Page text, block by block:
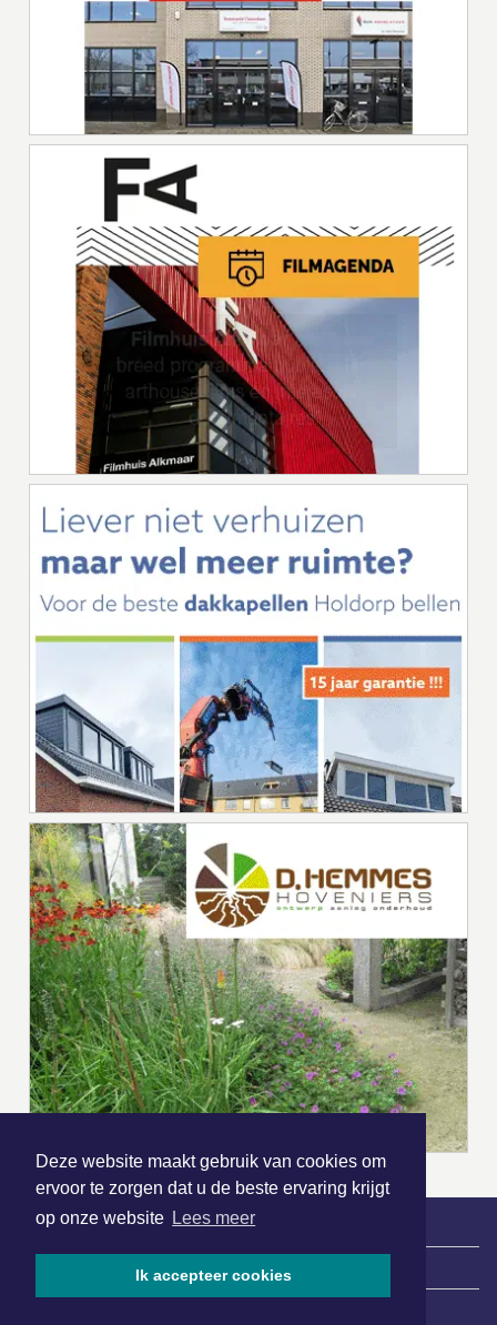
Deze website maakt gebruik van cookies om
ervoor te zorgen dat u de beste ervaring krijgt
op onze website Lees meer
Ik accepteer cookies
| Nieuws | Sport | Evenementen